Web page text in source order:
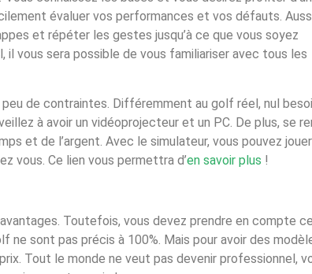
évaluer vos performances et vos défauts.
et répéter les gestes jusqu’à ce que vous soyez
vous sera possible de vous familiariser avec tous les
peu de contraintes. Différemment au golf réel, nul
à avoir un vidéoprojecteur et un PC. De plus, se
et de l’argent. Avec le simulateur, vous pouvez
vous. Ce lien vous permettra d’en savoir plus !
Toutefois, vous devez prendre en compte
ne sont pas précis à 100%. Mais pour avoir des
Tout le monde ne veut pas devenir professionnel,